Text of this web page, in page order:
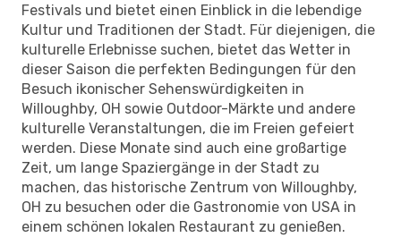
Festivals und bietet einen Einblick in die lebendige
Kultur und Traditionen der Stadt. Für diejenigen, die
kulturelle Erlebnisse suchen, bietet das Wetter in
dieser Saison die perfekten Bedingungen für den
Besuch ikonischer Sehenswürdigkeiten in
Willoughby, OH sowie Outdoor-Märkte und andere
kulturelle Veranstaltungen, die im Freien gefeiert
werden. Diese Monate sind auch eine großartige
Zeit, um lange Spaziergänge in der Stadt zu
machen, das historische Zentrum von Willoughby,
OH zu besuchen oder die Gastronomie von USA in
einem schönen lokalen Restaurant zu genießen.